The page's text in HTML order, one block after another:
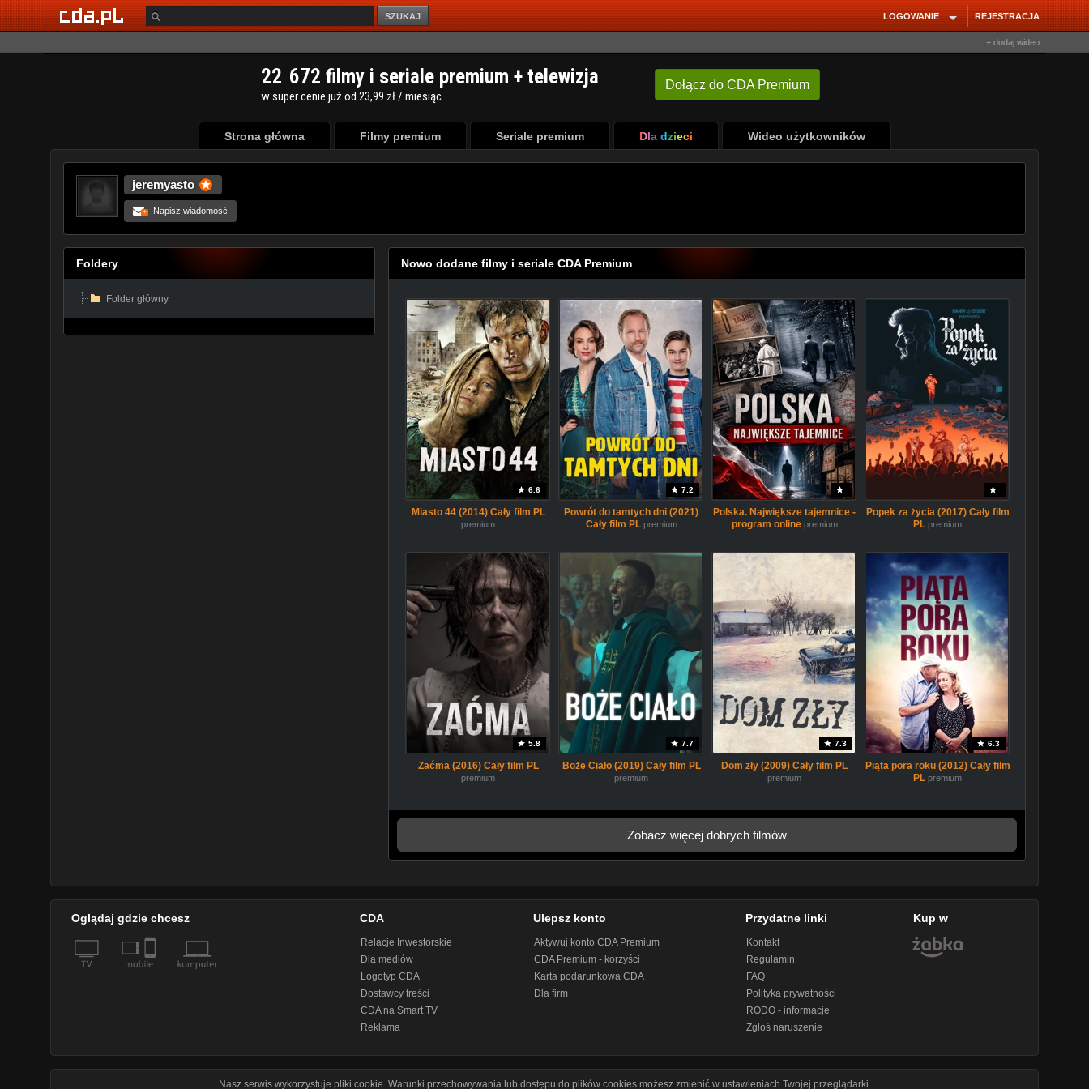
SZUKAJ LOGOWANIE REJESTRACJA
+ dodaj wideo
Strona główna Filmy premium Seriale premium Dla dzieci Wideo użytkowników
jeremyasto
+ Napisz wiadomość
Foldery
Folder główny
Nowo dodane filmy i seriale CDA Premium
6.6
Miasto 44 (2014) Cały film PL
premium
7.2
Powrót do tamtych dni (2021)
Cały film PL premium
Polska. Największe tajemnice -
program online premium
Popek za życia (2017) Cały film
PL premium
5.8
Zaćma (2016) Cały film PL
premium
7.7
Boże Ciało (2019) Cały film PL
premium
7.3
Dom zły (2009) Cały film PL
premium
6.3
Piąta pora roku (2012) Cały film
PL premium
Zobacz więcej dobrych filmów
Oglądaj gdzie chcesz CDA
Relacje Inwestorskie
Dla mediów
Logotyp CDA
Dostawcy treści
CDA na Smart TV
Reklama
Ulepsz konto
Aktywuj konto CDA Premium
CDA Premium - korzyści
Karta podarunkowa CDA
Dla firm
Przydatne linki
Kontakt
Regulamin
FAQ
Polityka prywatności
RODO - informacje
Zgłoś naruszenie
Kup w
Nasz serwis wykorzystuje pliki cookie. Warunki przechowywania lub dostępu do plików cookies możesz zmienić w ustawieniach Twojej przeglądarki.